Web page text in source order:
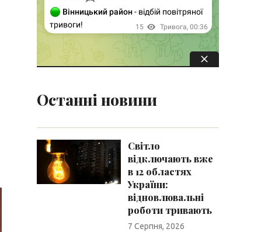
Останні новини
Світло
відключають вже
в 12 областях
України:
відновлювальні
роботи тривають
7 Серпня, 2026